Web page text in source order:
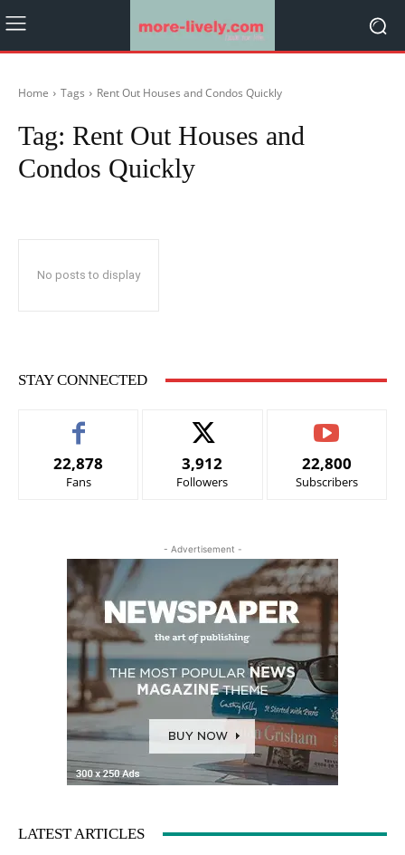
Home Tags Rent Out Houses and Condos Quickly
Tag: Rent Out Houses and
Condos Quickly
No posts to display
STAY CONNECTED
22,878
Fans
3,912
Followers
22,800
Subscribers
- Advertisement -
LATEST ARTICLES